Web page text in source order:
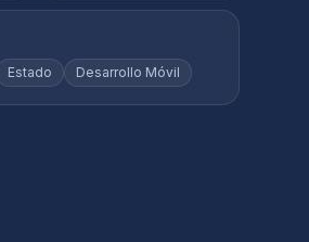
Estado Desarrollo Móvil